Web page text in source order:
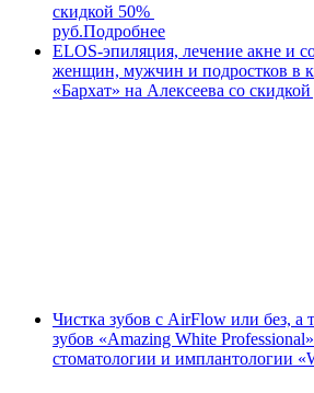
скидкой 50%
руб.Подробнее
ELOS-эпиляция, лечение акне и
женщин, мужчин и подростков в
«Бархат» на Алексеева со
Чистка зубов с AirFlow или без, а
зубов «Amazing White
стоматологии и имплантологии